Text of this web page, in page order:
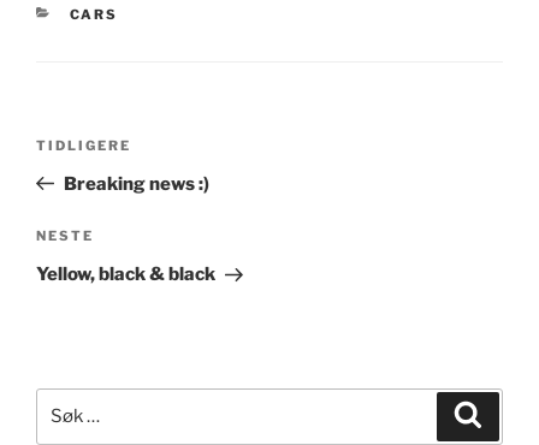
KATEGORIER
CARS
Forrige
innlegg
TIDLIGERE
Breaking news :)
Neste
innlegg
NESTE
Yellow, black & black
etter: